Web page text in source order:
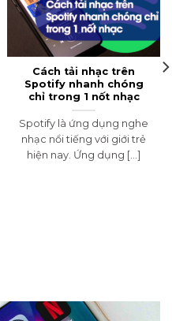
Cách tải nhạc trên
Spotify nhanh chóng
chỉ trong 1 nốt nhạc
Spotify là ứng dụng nghe
nhạc nổi tiếng với giới trẻ
hiện nay. Ứng dụng [...]